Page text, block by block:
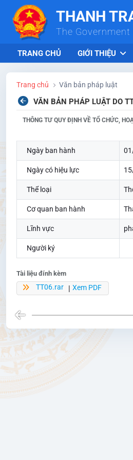
Skip to Main ContentTHANH
The
TRANG CHỦ GIỚI THIỆU
Trang chủ Văn bản pháp luật
VĂN BẢN PHÁP LUẬT DO
THÔNG TƯ QUY ĐỊNH VỀ TỔ CHỨC,
Ngày ban hành
Ngày có hiệu lực
Thể loại
Cơ quan ban hành
Lĩnh vực
Người ký
Tài liệu đính kèm
TT06.rar | Xem PDF